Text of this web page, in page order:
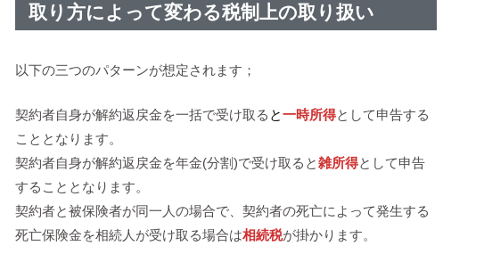
取り方によって変わる税制上の取り扱い
以下の三つのパターンが想定されます；
契約者自身が解約返戻金を一括で受け取る と一時所得として申告する
こととなります。
契約者自身が解約返戻金を年金(分割)で受け取ると雑所得として申告
することとなります。
契約者と被保険者が同一人の場合で、契約者の死亡によって発生する
死亡保険金を相続人が受け取る場合は相続税が掛かります。